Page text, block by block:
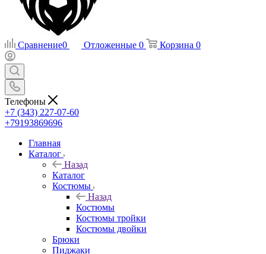
Сравнение0 Отложенные 0 Корзина 0
Телефоны
+7 (343) 227-07-60
+79193869696
Главная
Каталог
Назад
Каталог
Костюмы
Назад
Костюмы
Костюмы тройки
Костюмы двойки
Брюки
Пиджаки